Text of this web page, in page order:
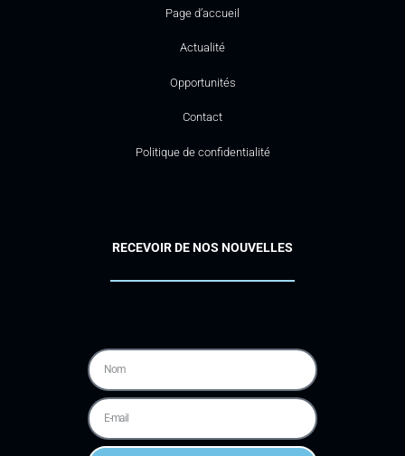
Page d’accueil
Actualité
Opportunités
Contact
Politique de confidentialité
RECEVOIR DE NOS NOUVELLES